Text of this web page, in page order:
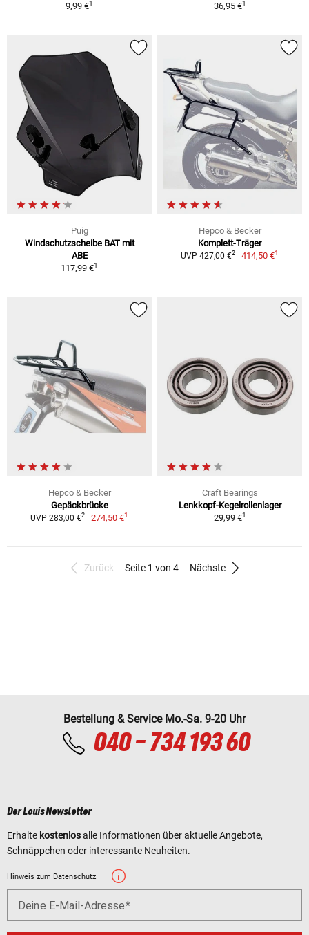
9,99 €1 36,95 €1
Puig
Windschutzscheibe BAT mit
ABE
117,99 €1
Hepco & Becker
Komplett-Träger
UVP 427,00 €2 414,50 €1
Hepco & Becker
Gepäckbrücke
UVP 283,00 €2 274,50 €1
Craft Bearings
Lenkkopf-Kegelrollenlager
29,99 €1
Zurück Seite 1 von 4 Nächste
Bestellung & Service Mo.-Sa. 9-20 Uhr
040 - 734 193 60
Der Louis Newsletter
Erhalte kostenlosalle Informationen über aktuelle Angebote,
Schnäppchen oder interessante Neuheiten.
Hinweis zum Datenschutz
Deine E-Mail-Adresse